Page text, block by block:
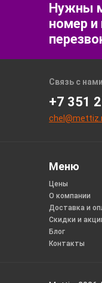
Нужны
номер
Связь с
+7 351
Меню
Цены
О компании
Доставка и
Скидки и
Блог
Контакты